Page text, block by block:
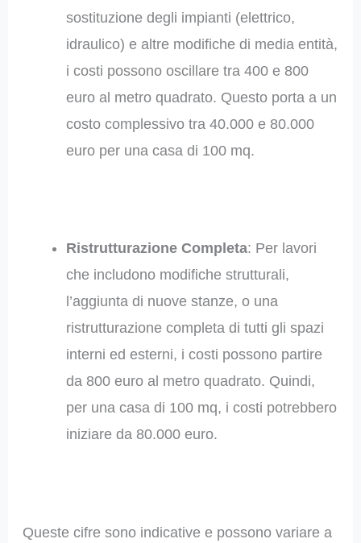
sostituzione degli impianti (elettrico,
idraulico) e altre modifiche di media entità,
i costi possono oscillare tra 400 e 800
euro al metro quadrato. Questo porta a un
costo complessivo tra 40.000 e 80.000
euro per una casa di 100 mq.
Ristrutturazione Completa: Per lavori
che includono modifiche strutturali,
l’aggiunta di nuove stanze, o una
ristrutturazione completa di tutti gli spazi
interni ed esterni, i costi possono partire
da 800 euro al metro quadrato. Quindi,
per una casa di 100 mq, i costi potrebbero
iniziare da 80.000 euro.
Queste cifre sono indicative e possono variare a